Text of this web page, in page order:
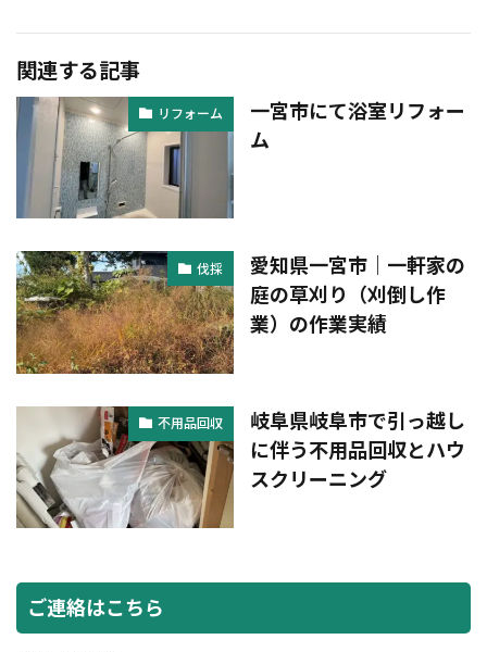
関連する記事
リフォーム
一宮市にて浴室リフォー
ム
伐採
愛知県一宮市｜一軒家の
庭の草刈り（刈倒し作
業）の作業実績
不用品回収
岐阜県岐阜市で引っ越し
に伴う不用品回収とハウ
スクリーニング
ご連絡はこちら